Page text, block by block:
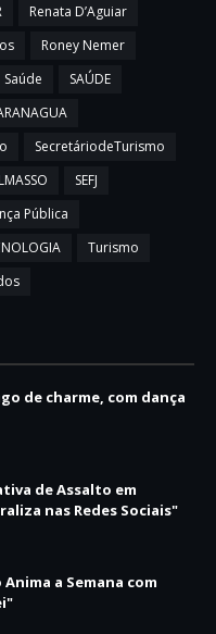
Renata D’Aguiar
Roney Nemer
Saúde
SAÚDE
SecretáriodeTurismo
SEFJ
Pública
Turismo
de charme, com dança
de Assalto em
nas Redes Sociais"
a Semana com